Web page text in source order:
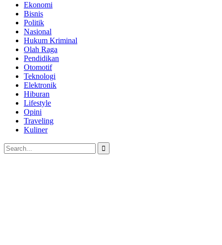
Ekonomi
Bisnis
Politik
Nasional
Hukum Kriminal
Olah Raga
Pendidikan
Otomotif
Teknologi
Elektronik
Hiburan
Lifestyle
Opini
Traveling
Kuliner